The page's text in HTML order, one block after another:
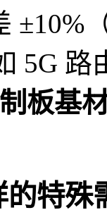
±10%
5G
板基
的特殊